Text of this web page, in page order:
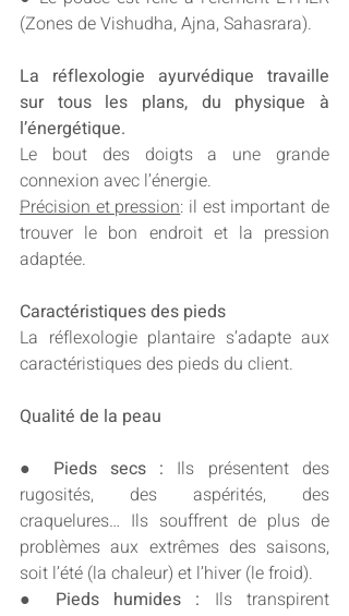
(Zones de Vishudha, Ajna, Sahasrara).
La réflexologie ayurvédique travaille
sur tous les plans, du physique à
l’énergétique.
Le bout des doigts a une grande
connexion avec l’énergie.
Précision et pression: il est important de
trouver le bon endroit et la pression
adaptée.
Caractéristiques des pieds
La réflexologie plantaire s’adapte aux
caractéristiques des pieds du client.
Qualité de la peau
● Pieds secs : Ils présentent des
rugosités, des aspérités, des
craquelures… Ils souffrent de plus de
problèmes aux extrêmes des saisons,
soit l’été (la chaleur) et l’hiver (le froid).
● Pieds humides : Ils transpirent